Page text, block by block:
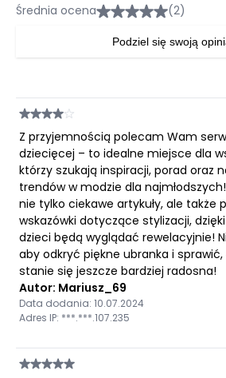
Średnia ocena (2)
Podziel się swoją
Z przyjemnością polecam Wam
dziecięcej – to idealne miejsce dla
którzy szukają inspiracji, porad oraz
trendów w modzie dla
nie tylko ciekawe artykuły, ale także
wskazówki dotyczące stylizacji,
dzieci będą wyglądać rewelacyjnie!
aby odkryć piękne ubranka i
stanie się jeszcze bardziej radosna!
Autor: Mariusz_69
Data dodania: 10.07.2024
Adres IP: ***.***.107.235